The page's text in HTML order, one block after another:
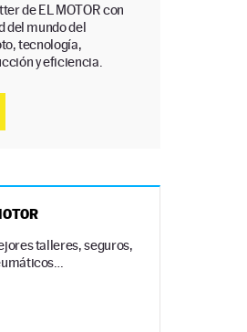
de EL MOTOR con
del mundo del
tecnología,
y eficiencia.
talleres, seguros,